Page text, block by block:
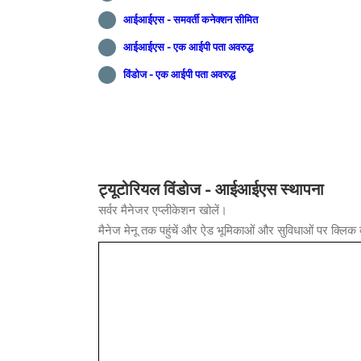
आईआईएस - समवर्ती कनेक्शन सीमित
आईआईएस - एक आईपी पता अवरुद्ध
विंडोज - एक आईपी पता अवरुद्ध
ट्यूटोरियल विंडोज - आईआईएस स्थापना
सर्वर मैनेजर एप्लीकेशन खोलें।
मैनेज मेनू तक पहुंचें और ऐड भूमिकाओं और सुविधाओं पर क्लिक